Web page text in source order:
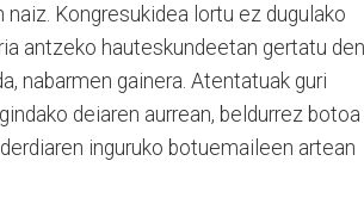
Kongresukidea lortu ez dugulako
antzeko hauteskundeetan gertatu den
nabarmen gainera. Atentatuak guri
deiaren aurrean, beldurrez botoa
inguruko botuemaileen artean